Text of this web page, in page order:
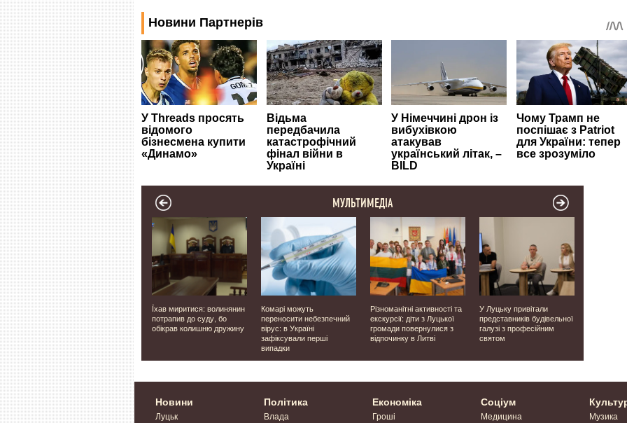
МУЛЬТИМЕДІА
Фіктивно влаштовували
чоловіків на роботу: у
Луцьку п'ятьом
працівникам ліцею
повідомили про підозру
Їхав миритися: волинянин
потрапив до суду, бо
обікрав колишню дружину
Комарі можуть
переносити небезпечний
вірус: в Україні
зафіксували перші
випадки
Різноманітні активності та
екскурсії: діти з Луцької
громади повернулися з
відпочинку в Литві
У Луцьку привітали
представників будівельної
галузі з професійним
святом
Новини
Луцьк
Політика
Влада
Економіка
Гроші
Соціум
Медицина
Музика